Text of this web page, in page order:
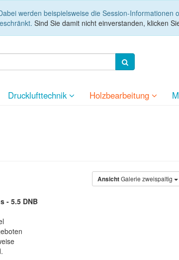
werden beispielsweise die Session-
Sind Sie damit nicht einverstanden, klicken
Drucklufttechnik Holzbearbeitung
AnsichtGalerie zweispaltig
- 5.5 DNB